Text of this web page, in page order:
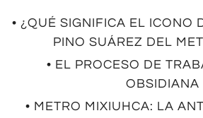
• ¿QUÉ SIGNIFICA EL ICONO
PINO SUÁREZ DEL
• EL PROCESO DE
OBSIDIANA
• METRO MIXIUHCA: LA